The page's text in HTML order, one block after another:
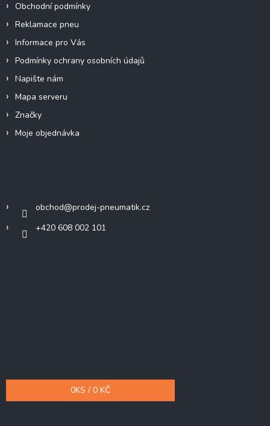
Obchodní podmínky
Reklamace pneu
Informace pro Vás
Podmínky ochrany osobních údajů
Napište nám
Mapa serveru
Značky
Moje objednávka
obchod@prodej-pneumatik.cz
+420 608 002 101
0KS / 0 KČ